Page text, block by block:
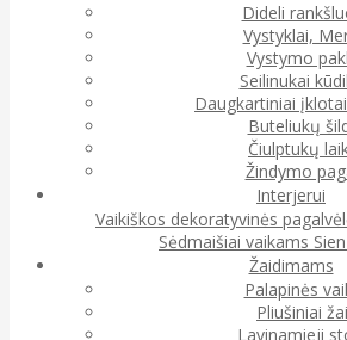
Dideli
Vystyklai,
Vystymo
Seilinukai
Daugkartiniai
Buteliukų
Čiulptukų
Žindymo
Interjerui
Vaikiškos dekoratyvinės
Sėdmaišiai vaikams
Žaidimams
Palapinės
Pliušiniai
Lavinamieji